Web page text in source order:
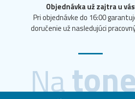
Objednávka už zajtra u vás
Pri objednávke do 16:00
doručenie už nasledujúci
Na